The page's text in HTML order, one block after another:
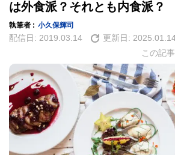
は外食派？それとも内食派？
執筆者 : 小久保輝司
配信日: 2019.03.14 更新日:
この記